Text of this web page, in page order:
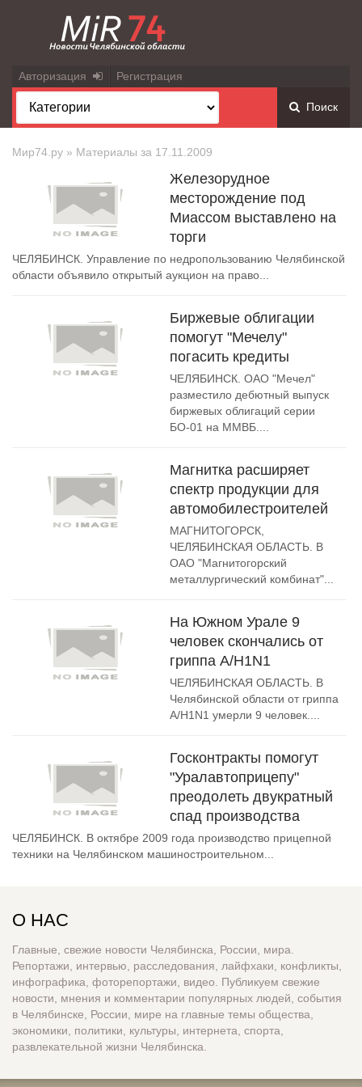
Авторизация Регистрация
Поиск
Мир74.ру » Материалы за 17.11.2009
Железорудное
месторождение под
Миассом выставлено на
торги
ЧЕЛЯБИНСК. Управление по недропользованию Челябинской
области объявило открытый аукцион на право...
Биржевые облигации
помогут "Мечелу"
погасить кредиты
ЧЕЛЯБИНСК. ОАО "Мечел"
разместило дебютный выпуск
биржевых облигаций серии
БО-01 на ММВБ....
Магнитка расширяет
спектр продукции для
автомобилестроителей
МАГНИТОГОРСК,
ЧЕЛЯБИНСКАЯ ОБЛАСТЬ. В
ОАО "Магнитогорский
металлургический комбинат"...
На Южном Урале 9
человек скончались от
гриппа A/H1N1
ЧЕЛЯБИНСКАЯ ОБЛАСТЬ. В
Челябинской области от гриппа
A/H1N1 умерли 9 человек....
Госконтракты помогут
"Уралавтоприцепу"
преодолеть двукратный
спад производства
ЧЕЛЯБИНСК. В октябре 2009 года производство прицепной
техники на Челябинском машиностроительном...
О НАС
Главные, свежие новости Челябинска, России, мира.
Репортажи, интервью, расследования, лайфхаки, конфликты,
инфографика, фоторепортажи, видео. Публикуем свежие
новости, мнения и комментарии популярных людей, события
в Челябинске, России, мире на главные темы общества,
экономики, политики, культуры, интернета, спорта,
развлекательной жизни Челябинска.